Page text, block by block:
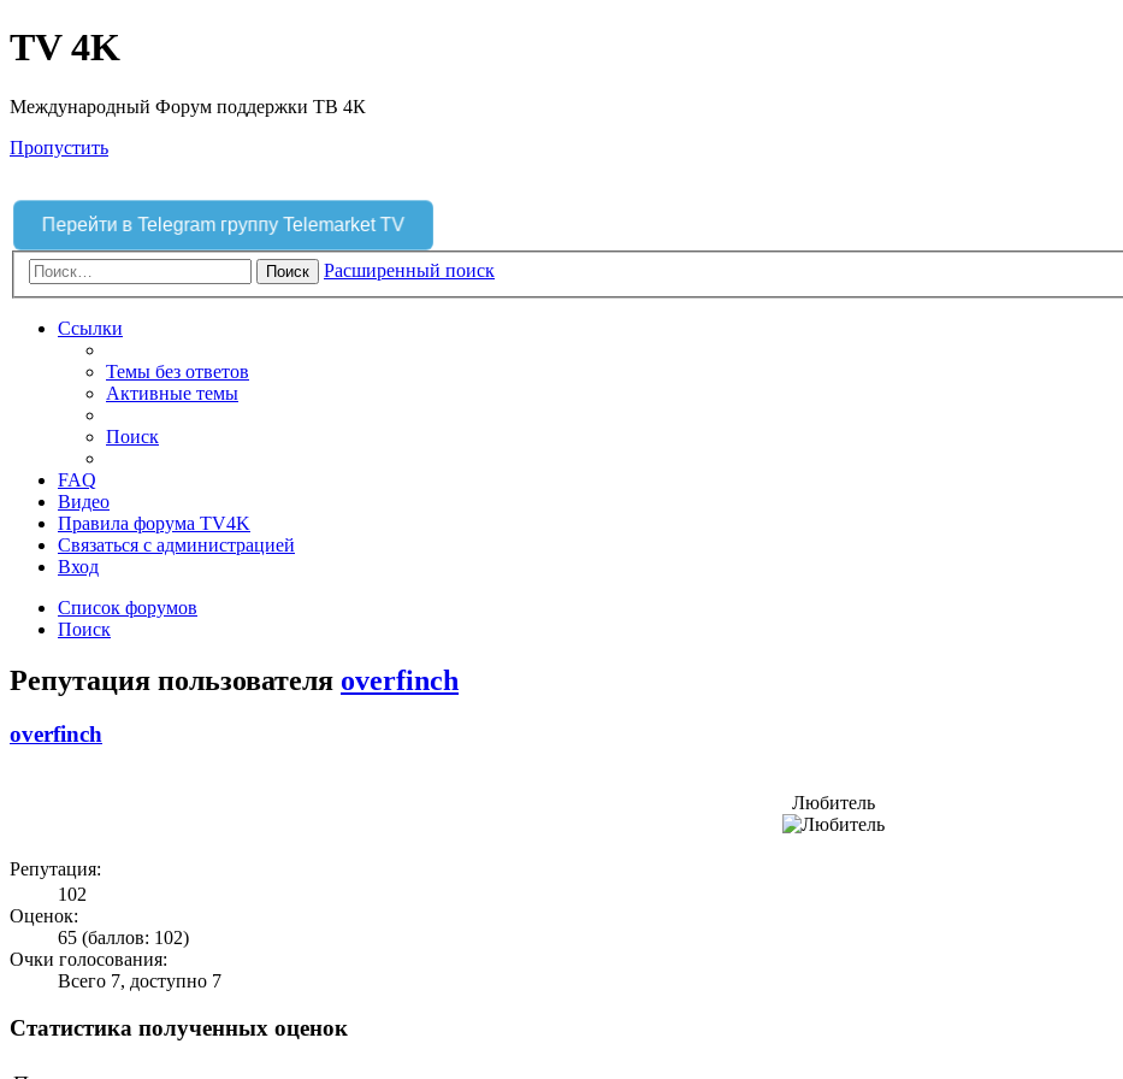
TV 4K
Международный Форум поддержки ТВ 4К
Пропустить
Перейти в Telegram группу Telemarket TV
Поиск Расширенный поиск
Ссылки
Темы без ответов
Активные темы
Поиск
FAQ
Видео
Правила форума TV4K
Связаться с администрацией
Вход
Список форумов
Поиск
Репутация пользователя overfinch
overfinch
Любитель
Репутация:
102
Оценок:
65 (баллов: 102)
Очки голосования:
Всего 7, доступно 7
Статистика полученных оценок